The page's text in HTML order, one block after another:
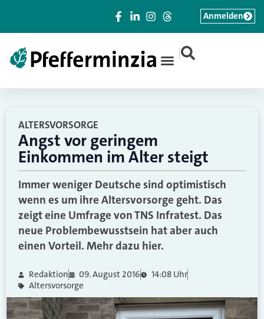
|
Anmelden
ALTERSVORSORGE
Angst vor geringem
Einkommen im Alter steigt
Immer weniger Deutsche sind optimistisch
wenn es um ihre Altersvorsorge geht. Das
zeigt eine Umfrage von TNS Infratest. Das
neue Problembewusstsein hat aber auch
einen Vorteil. Mehr dazu hier.
Redaktion 09. August 2016
14:08 Uhr
Altersvorsorge